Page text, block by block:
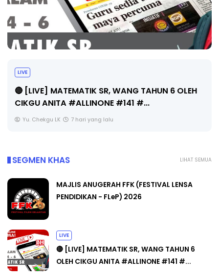
Unknown 7 hari yang lalu
LIHAT SEMUA
SEGMEN KHAS
MAJLIS ANUGERAH FFK (FESTIVAL LENSA
PENDIDIKAN - FLeP) 2026
LIVE
🔴 [LIVE] MATEMATIK SR, WANG TAHUN 6
OLEH CIKGU ANITA #ALLINONE #141 #...